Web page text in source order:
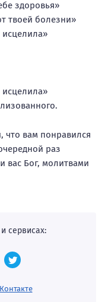
здоровья»
твоей болезни»
исцелила»
исцелила»
что вам понравился
раз
вас Бог, молитвами
сервисах: